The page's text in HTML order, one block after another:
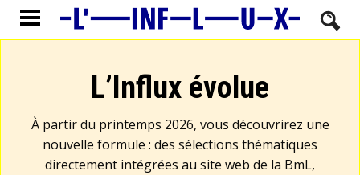
L’Influx évolue
À partir du printemps 2026, vous découvrirez une
nouvelle formule : des sélections thématiques
directement intégrées au site web de la BmL,